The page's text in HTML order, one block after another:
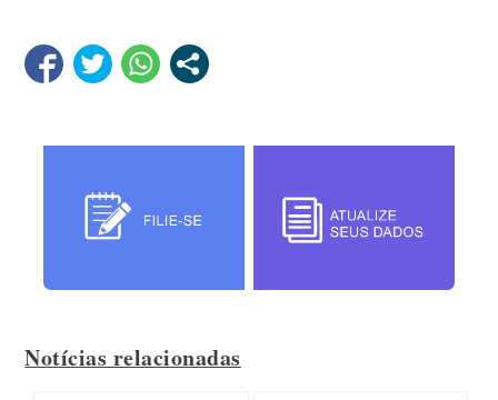
Notícias relacionadas